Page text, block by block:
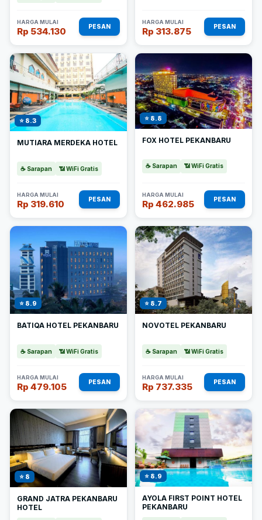
HARGA MULAI
Rp 534.130 PESAN
HARGA MULAI
Rp 313.875 PESAN
⭐ 8.3
MUTIARA MERDEKA HOTEL
☕ Sarapan 📶 WiFi Gratis
HARGA MULAI
Rp 319.610 PESAN
⭐ 8.8
FOX HOTEL PEKANBARU
☕ Sarapan 📶 WiFi Gratis
HARGA MULAI
Rp 462.985 PESAN
⭐ 8.9
BATIQA HOTEL PEKANBARU
☕ Sarapan 📶 WiFi Gratis
HARGA MULAI
Rp 479.105 PESAN
⭐ 8.7
NOVOTEL PEKANBARU
☕ Sarapan 📶 WiFi Gratis
HARGA MULAI
Rp 737.335 PESAN
⭐ 8
GRAND JATRA PEKANBARU
HOTEL
⭐ 8.9
AYOLA FIRST POINT HOTEL
PEKANBARU